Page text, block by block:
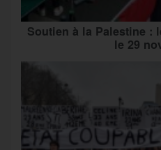
Soutien à la Palestine :
le 29